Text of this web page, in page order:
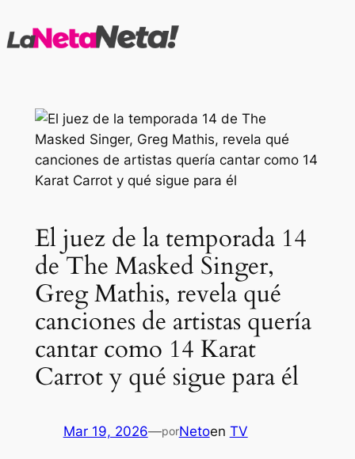
al
El juez de la temporada 14
de The Masked Singer,
Greg Mathis, revela qué
canciones de artistas quería
cantar como 14 Karat
Carrot y qué sigue para él
Mar 19, 2026—porNetoen TV